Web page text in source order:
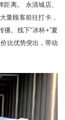
离。 永清城店、
量顾客前往打卡，
。线下“冰杯+”夏
比优势突出，带动